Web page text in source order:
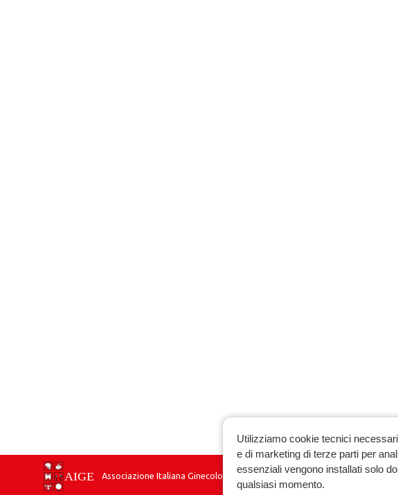
Associazione Italiana Ginecologia Endocrinologica
Utilizziamo cookie tecnici
e di marketing di terze parti per
essenziali vengono installati solo
qualsiasi momento.